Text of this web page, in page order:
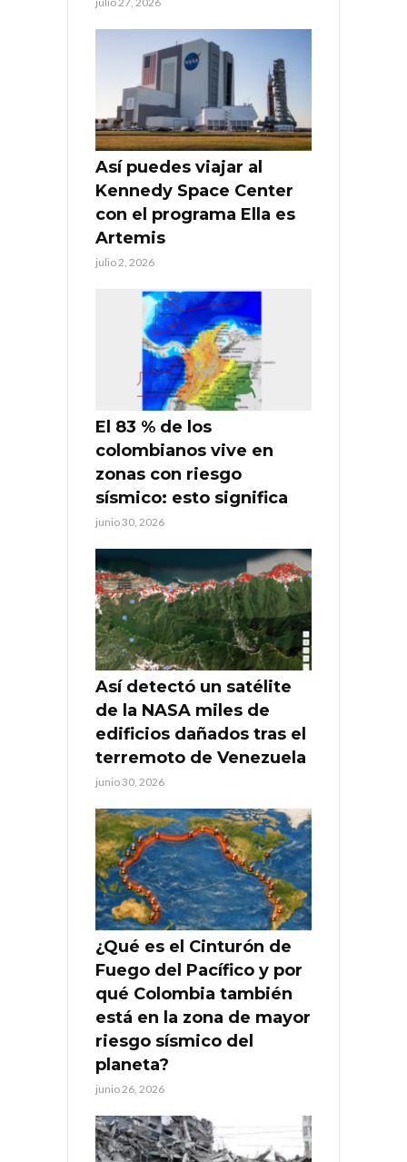
Así puedes viajar al
Kennedy Space Center
con el programa Ella es
Artemis
julio 2, 2026
El 83 % de los
colombianos vive en
zonas con riesgo
sísmico: esto significa
junio 30, 2026
Así detectó un satélite
de la NASA miles de
edificios dañados tras el
terremoto de Venezuela
junio 30, 2026
¿Qué es el Cinturón de
Fuego del Pacífico y por
qué Colombia también
está en la zona de mayor
riesgo sísmico del
planeta?
junio 26, 2026